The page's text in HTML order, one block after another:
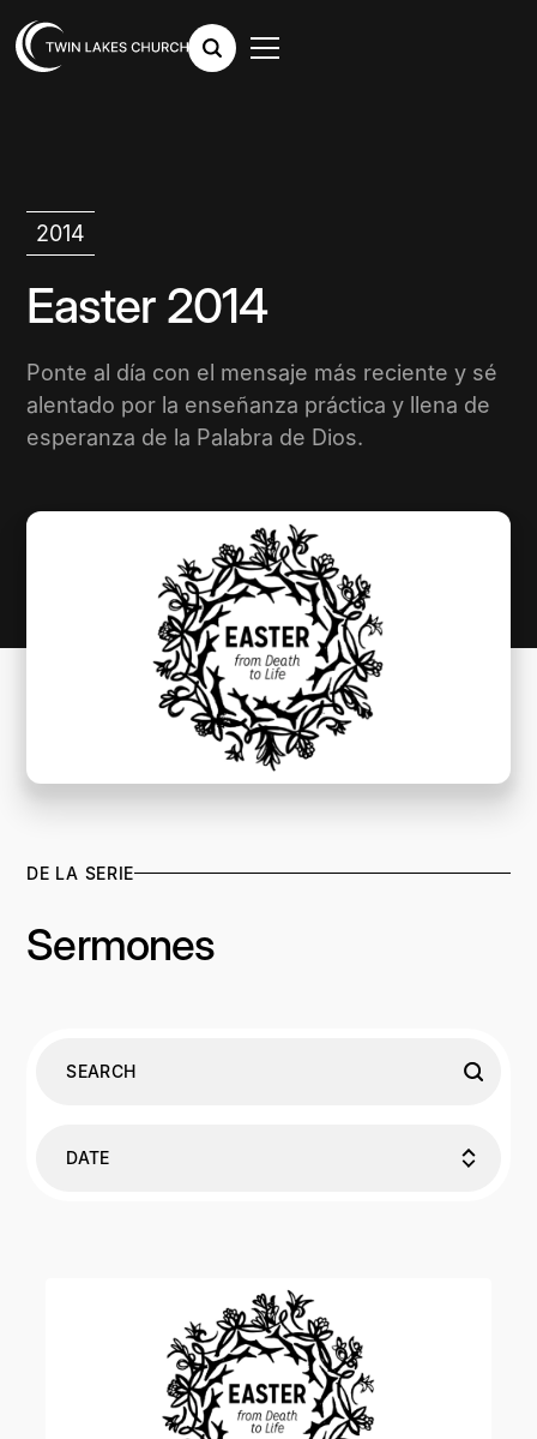
2014
Easter 2014
Ponte al día con el mensaje más reciente y sé
alentado por la enseñanza práctica y llena de
esperanza de la Palabra de Dios.
DE LA SERIE
Sermones
DATE